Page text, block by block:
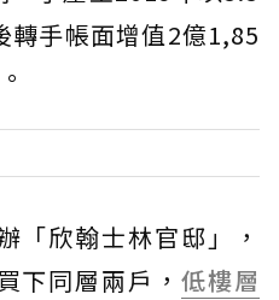
轉手帳面增值2億1,85
「欣翰士林官邸」，
下同層兩戶，低樓層